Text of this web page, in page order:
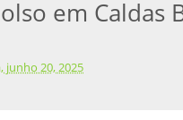
em Caldas
junho 20, 2025